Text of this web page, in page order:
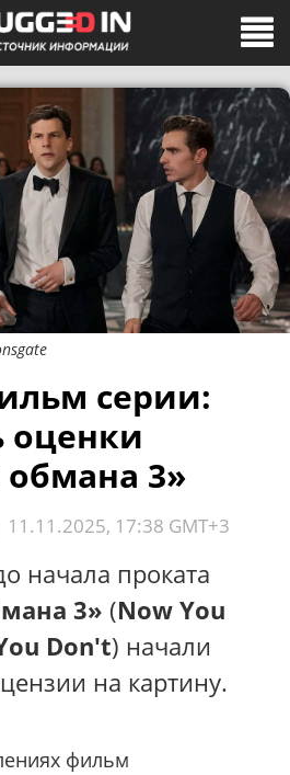
серии:
оценки
3»
11.11.2025, 17:38 GMT+3
начала проката
3» (Now You
Don't) начали
на картину.
фильм